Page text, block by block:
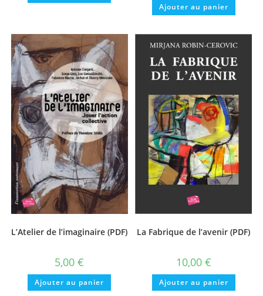
Ajouter au panier
L’Atelier de l’imaginaire (PDF)
5,00€
Ajouter au panier
La Fabrique de l’avenir (PDF)
10,00 €
Ajouter au panier